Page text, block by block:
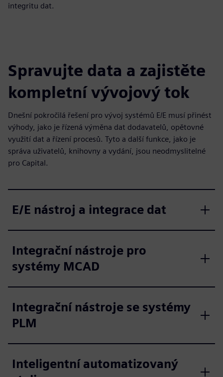
integritu dat.
Spravujte data a zajistěte
kompletní vývojový tok
Dnešní pokročilá řešení pro vývoj systémů E/E musí přinést
výhody, jako je řízená výměna dat dodavatelů, opětovné
využití dat a řízení procesů. Tyto a další funkce, jako je
správa uživatelů, knihovny a vydání, jsou neodmyslitelné
pro Capital.
E/E nástroj a integrace dat
Integrační nástroje pro
systémy MCAD
Integrační nástroje se systémy
PLM
Inteligentní automatizovaný